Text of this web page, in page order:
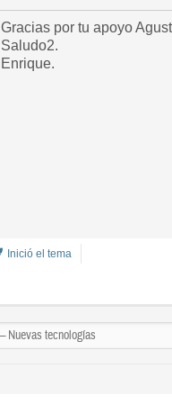
Gracias por tu apoyo
Saludo2.
Enrique.
Inició el tema